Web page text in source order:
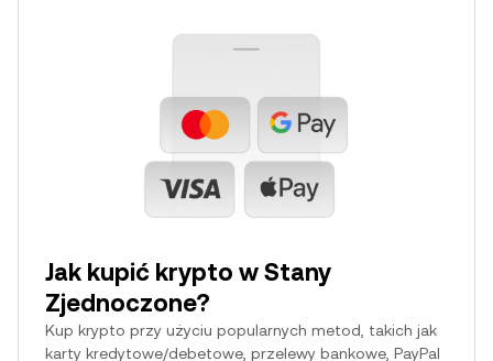
Jak kupić krypto w Stany
Zjednoczone?
Kup krypto przy użyciu popularnych metod, takich jak
karty kredytowe/debetowe, przelewy bankowe, PayPal